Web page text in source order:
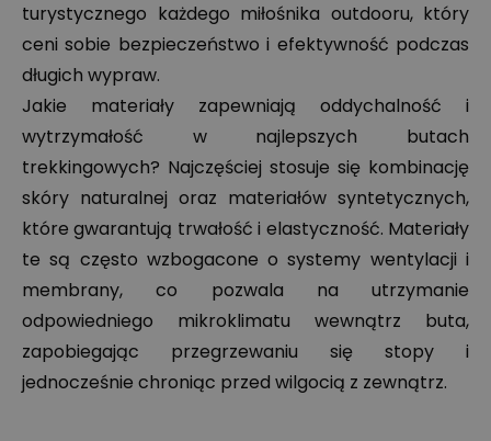
turystycznego każdego miłośnika outdooru, który
ceni sobie bezpieczeństwo i efektywność podczas
długich wypraw.
Jakie materiały zapewniają oddychalność i
wytrzymałość w najlepszych butach
trekkingowych? Najczęściej stosuje się kombinację
skóry naturalnej oraz materiałów syntetycznych,
które gwarantują trwałość i elastyczność. Materiały
te są często wzbogacone o systemy wentylacji i
membrany, co pozwala na utrzymanie
odpowiedniego mikroklimatu wewnątrz buta,
zapobiegając przegrzewaniu się stopy i
jednocześnie chroniąc przed wilgocią z zewnątrz.